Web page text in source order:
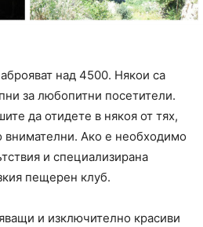
над 4500. Някои са
за любопитни посетители.
да отидете в някоя от тях,
внимателни. Ако е необходимо
и специализирана
пещерен клуб.
и изключително красиви